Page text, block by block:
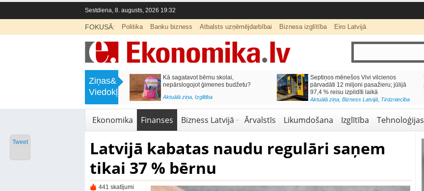
Sestdiena, 8. augusts, 2026 19:32
FOKUSĀ: Politika Banku bizness Atbalsts uzņēmējdarbībai Biznesa izglītība Eiro Latvijā
Ziņas&
Viedokļi
Labklājības ministrija rosina reformēt
un būtiski uzlabot vecāku pabalstu
Kā sagatavot bērnu skolai,
nepārslogojot ģimenes budžetu?
Aktuālā ziņa,Izglītība
Septiņos mēnešos Vivi vilcienos
pārvadāti 12 miljoni pasažieru; jūlijā
97,4 % reisu izpildīti laikā
Aktuālā ziņa,Bizness Latvijā,Tirdzniecība
Ekonomika Finanses Bizness Latvijā Ārvalstīs Likumdošana Izglītība Tehnoloģijas
Latvijā kabatas naudu regulāri saņem
tikai 37 % bērnu
441 skatījumi
Tweet